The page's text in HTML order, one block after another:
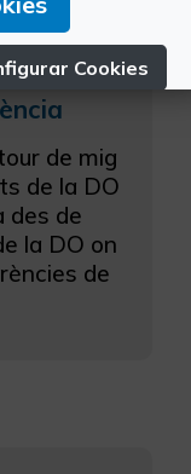
de mig
de la DO
des de
la DO on
de
Cookies